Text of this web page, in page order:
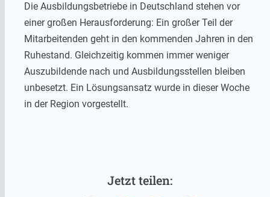
Die Ausbildungsbetriebe in Deutschland stehen vor
einer großen Herausforderung: Ein großer Teil der
Mitarbeitenden geht in den kommenden Jahren in den
Ruhestand. Gleichzeitig kommen immer weniger
Auszubildende nach und Ausbildungsstellen bleiben
unbesetzt. Ein Lösungsansatz wurde in dieser Woche
in der Region vorgestellt.